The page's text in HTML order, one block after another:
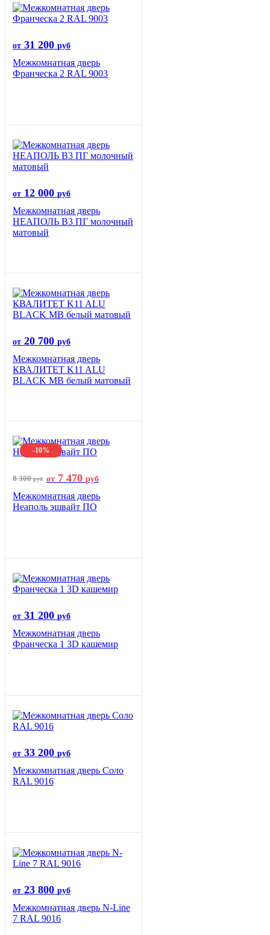
от 31 200 руб
Межкомнатная дверь
Франческа 2 RAL 9003
от 12 000 руб
Межкомнатная дверь
НЕАПОЛЬ В3 ПГ молочный
матовый
от 20 700 руб
Межкомнатная дверь
КВАЛИТЕТ K11 ALU
BLACK MB белый матовый
-10%
8 300руб от 7 470 руб
Межкомнатная дверь
Неаполь эшвайт ПО
от 31 200 руб
Межкомнатная дверь
Франческа 1 3D кашемир
от 33 200 руб
Межкомнатная дверь Соло
RAL 9016
от 23 800 руб
Межкомнатная дверь N-Line
7 RAL 9016